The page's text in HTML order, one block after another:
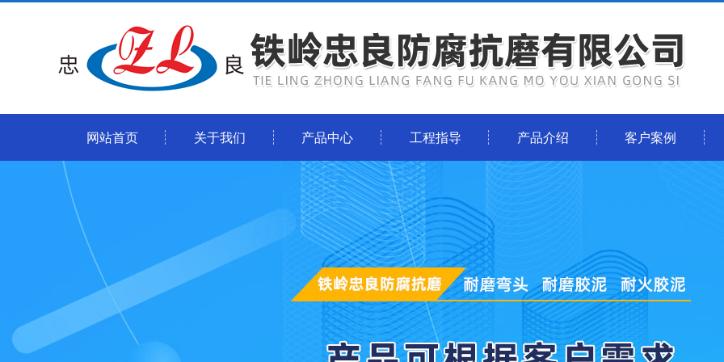
网站首页 关于我们 产品中心 工程指导 产品介绍 客户案例